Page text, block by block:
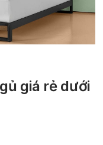
giá rẻ dưới